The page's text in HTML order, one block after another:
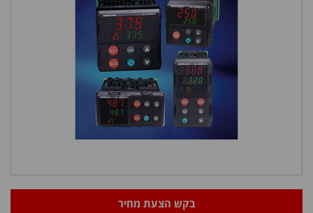
בקש הצעת מחיר